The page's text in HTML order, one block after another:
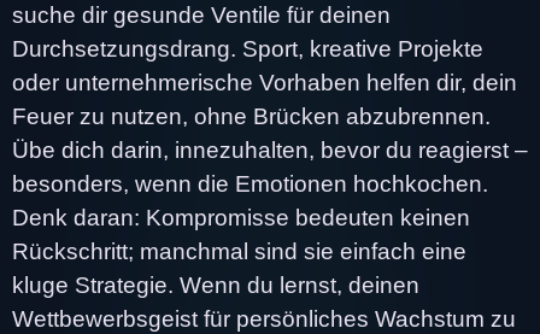
suche dir gesunde Ventile für deinen
Durchsetzungsdrang. Sport, kreative Projekte
oder unternehmerische Vorhaben helfen dir, dein
Feuer zu nutzen, ohne Brücken abzubrennen.
Übe dich darin, innezuhalten, bevor du reagierst –
besonders, wenn die Emotionen hochkochen.
Denk daran: Kompromisse bedeuten keinen
Rückschritt; manchmal sind sie einfach eine
kluge Strategie. Wenn du lernst, deinen
Wettbewerbsgeist für persönliches Wachstum zu